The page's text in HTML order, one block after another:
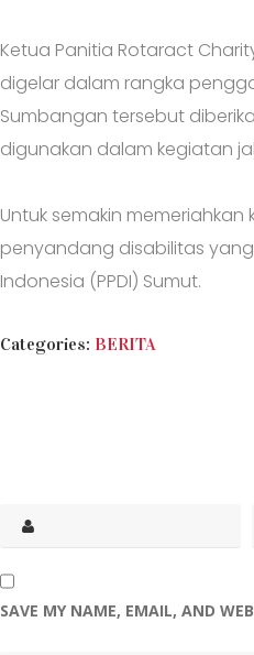
Ketua Panitia Rotaract
digelar dalam rangka
Sumbangan tersebut
digunakan dalam kegiatan
Untuk semakin
penyandang disabilitas
Indonesia (PPDI) Sumut.
CATEGORIES
Categories: BERITA
SAVE MY NAME, EMAIL, AND